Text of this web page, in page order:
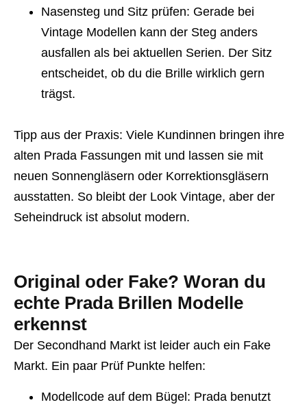
Nasensteg und Sitz prüfen: Gerade bei
Vintage Modellen kann der Steg anders
ausfallen als bei aktuellen Serien. Der Sitz
entscheidet, ob du die Brille wirklich gern
trägst.
Tipp aus der Praxis: Viele Kundinnen bringen ihre
alten Prada Fassungen mit und lassen sie mit
neuen Sonnengläsern oder Korrektionsgläsern
ausstatten. So bleibt der Look Vintage, aber der
Seheindruck ist absolut modern.
Original oder Fake? Woran du
echte Prada Brillen Modelle
erkennst
Der Secondhand Markt ist leider auch ein Fake
Markt. Ein paar Prüf Punkte helfen:
Modellcode auf dem Bügel: Prada benutzt